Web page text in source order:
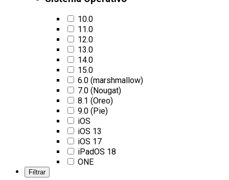
10.0
11.0
12.0
13.0
14.0
15.0
6.0 (marshmallow)
7.0 (Nougat)
8.1 (Oreo)
9.0 (Pie)
iOS
iOS 13
iOS 17
iPadOS 18
ONE